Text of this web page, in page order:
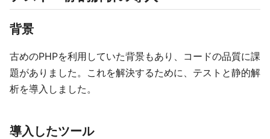
背景
古めのPHPを利用していた背景もあり、コードの品質に課
題がありました。これを解決するために、テストと静的解
析を導入しました。
導入したツール